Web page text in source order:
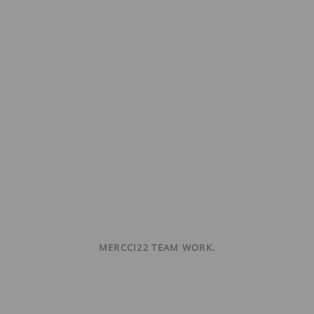
MERCCI22 TEAM WORK.